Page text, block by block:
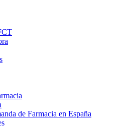
de Farmacia en España